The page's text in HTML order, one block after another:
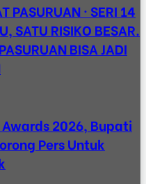
PASURUAN · SERI 14
SATU RISIKO BESAR.
BISA JADI
2026, Bupati
Pers Untuk